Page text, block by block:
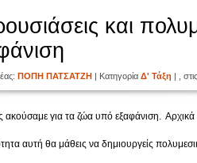
και
ΠΟΠΗ ΠΑΤΣΑΤΖΗ | Κατηγορία Δ' Τάξη | ,
ακούσαμε για τα ζώα υπό εξαφάνιση. Αρχικά
αυτή θα μάθεις να δημιουργείς